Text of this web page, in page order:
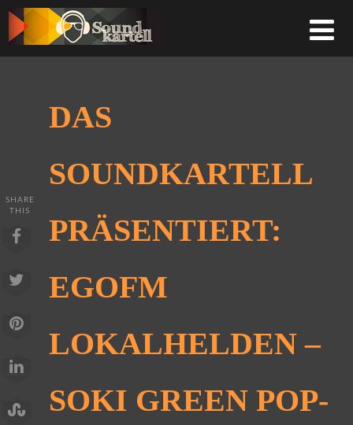
DAS
SOUNDKARTELL
PRÄSENTIERT:
EGOFM
LOKALHELDEN –
SOKI GREEN POP-
SHARE
THIS